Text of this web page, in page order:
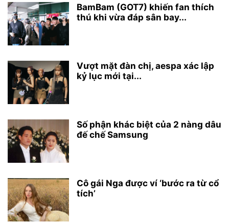
BamBam (GOT7) khiến fan thích
thú khi vừa đáp sân bay...
Vượt mặt đàn chị, aespa xác lập
kỷ lục mới tại...
Số phận khác biệt của 2 nàng dâu
đế chế Samsung
Cô gái Nga được ví ‘bước ra từ cổ
tích’